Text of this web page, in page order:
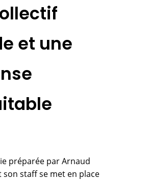
et une
préparée par Arnaud
son staff se met en place